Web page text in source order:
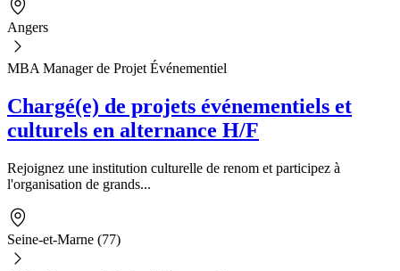
Angers
MBA Manager de Projet Événementiel
Chargé(e) de projets événementiels et
culturels en alternance H/F
Rejoignez une institution culturelle de renom et participez à
l'organisation de grands...
Seine-et-Marne (77)